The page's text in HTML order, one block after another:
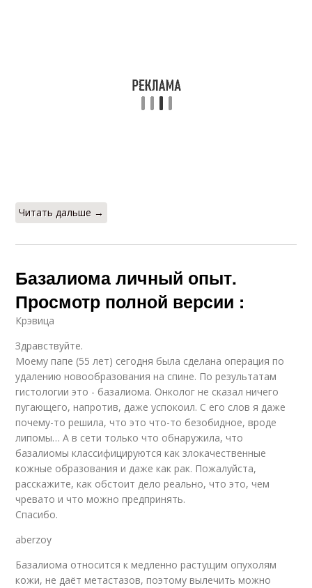
Читать дальше →
Базалиома личный опыт.
Просмотр полной версии :
Крэвица
Здравствуйте.
Моему папе (55 лет) сегодня была сделана операция по
удалению новообразования на спине. По результатам
гистологии это - базалиома. Онколог не сказал ничего
пугающего, напротив, даже успокоил. С его слов я даже
почему-то решила, что это что-то безобидное, вроде
липомы… А в сети только что обнаружила, что
базалиомы классифицируются как злокачественные
кожные образования и даже как рак. Пожалуйста,
расскажите, как обстоит дело реально, что это, чем
чревато и что можно предпринять.
Спасибо.
aberzoy
Базалиома относится к медленно растущим опухолям
кожи, не даёт метастазов, поэтому вылечить можно